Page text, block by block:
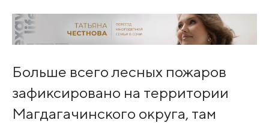
Больше всего лесных пожаров
зафиксировано на территории
Магдагачинского округа, там